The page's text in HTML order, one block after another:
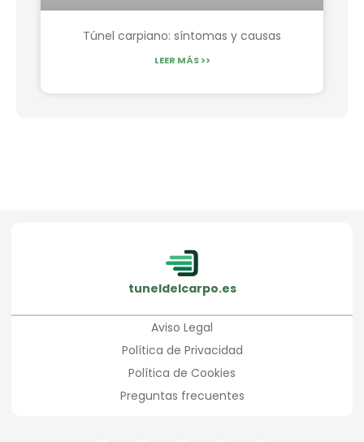
Túnel carpiano: síntomas y causas
LEER MÁS >>
tuneldelcarpo.es
Aviso Legal
Política de Privacidad
Política de Cookies
Preguntas frecuentes